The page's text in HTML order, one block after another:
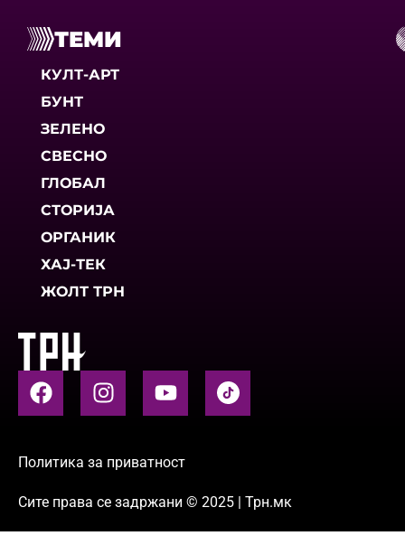
ТЕМИ
КУЛТ-АРТ
БУНТ
ЗЕЛЕНО
СВЕСНО
ГЛОБАЛ
СТОРИЈА
ОРГАНИК
ХАЈ-ТЕК
ЖОЛТ ТРН
Политика за приватност
Сите права се задржани © 2025 | Трн.мк